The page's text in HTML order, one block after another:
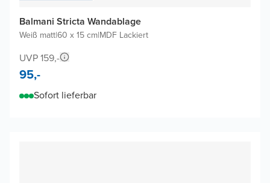
Balmani Stricta Wandablage
Weiß matt|60 x 15 cm|MDF Lackiert
UVP 159,-
95,-
Sofort lieferbar